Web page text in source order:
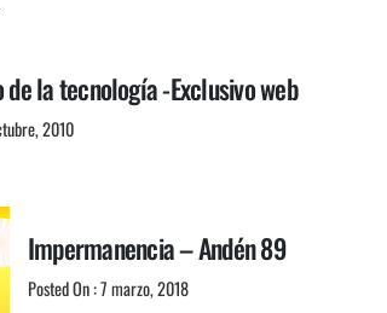
la tecnología -Exclusivo web
2010
Impermanencia – Andén 89
Posted On : 7 marzo, 2018